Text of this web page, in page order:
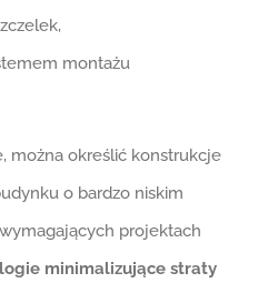
montażu
można określić konstrukcje
o bardzo niskim
projektach
minimalizujące straty